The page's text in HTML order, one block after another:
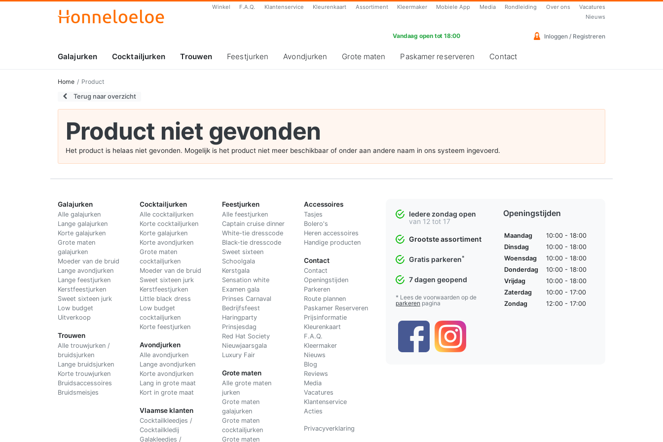
Winkel F.A.Q. Klantenservice Kleurenkaart Assortiment Kleermaker Mobiele App Media Rondleiding Over ons
Vacatures
Nieuws
Vandaag open tot 18:00 Inloggen / Registreren
Galajurken Cocktailjurken Trouwen Feestjurken Avondjurken Grote maten Paskamer reserveren Contact
Home Product
Terug naar overzicht
Product niet gevonden
Het product is helaas niet gevonden. Mogelijk is het product niet meer beschikbaar of onder aan andere naam in ons systeem ingevoerd.
Galajurken
Alle galajurken
Lange galajurken
Korte galajurken
Grote maten
galajurken
Moeder van de bruid
Lange avondjurken
Lange feestjurken
Kerstfeestjurken
Sweet sixteen jurk
Low budget
Uitverkoop
Trouwen
Alle trouwjurken /
bruidsjurken
Lange bruidsjurken
Korte trouwjurken
Bruidsaccessoires
Bruidsmeisjes
Cocktailjurken
Alle cocktailjurken
Korte cocktailjurken
Korte galajurken
Korte avondjurken
Grote maten
cocktailjurken
Moeder van de bruid
Sweet sixteen jurk
Kerstfeestjurken
Little black dress
Low budget
cocktailjurken
Korte feestjurken
Avondjurken
Alle avondjurken
Lange avondjurken
Korte avondjurken
Lang in grote maat
Kort in grote maat
Vlaamse klanten
Cocktailkleedjes /
Cocktailkledij
Galakleedjes /
Feestjurken
Alle feestjurken
Captain cruise dinner
White-tie dresscode
Black-tie dresscode
Sweet sixteen
Schoolgala
Kerstgala
Sensation white
Examen gala
Prinses Carnaval
Bedrijfsfeest
Haringparty
Prinsjesdag
Red Hat Society
Nieuwjaarsgala
Luxury Fair
Grote maten
Alle grote maten
jurken
Grote maten
galajurken
Grote maten
cocktailjurken
Grote maten
Accessoires
Tasjes
Bolero's
Heren accessoires
Handige producten
Contact
Contact
Openingstijden
Parkeren
Route plannen
Paskamer Reserveren
Prijsinformatie
Kleurenkaart
F.A.Q.
Kleermaker
Nieuws
Blog
Reviews
Media
Vacatures
Klantenservice
Acties
Privacyverklaring
Iedere zondag open
van 12 tot 17
Grootste assortiment
Gratis parkeren*
7 dagen geopend
* Lees de voorwaarden op de
parkeren pagina
Openingstijden
Maandag
10:00 - 18:00
Dinsdag
10:00 - 18:00
Woensdag
10:00 - 18:00
Donderdag
10:00 - 18:00
Vrijdag
10:00 - 18:00
Zaterdag
10:00 - 17:00
Zondag
12:00 - 17:00